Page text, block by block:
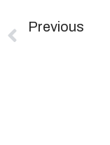
Previous